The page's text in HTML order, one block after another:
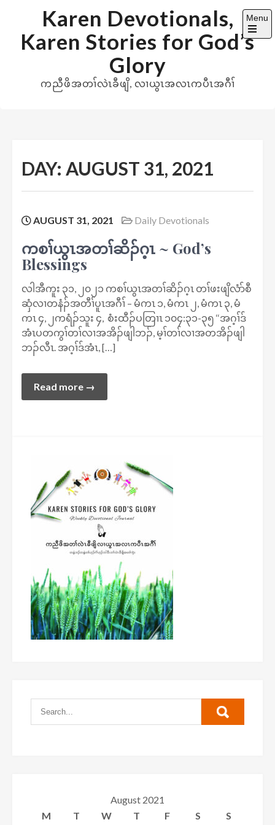
content
Karen Devotionals,
Karen Stories for God’s
Glory
ကညီဖိအတၢ်လဲၤခီဖျိ, လၢယွၤအလၤကပီၤအဂီၢ်
Menu
Open
the
DAY: AUGUST 31, 2021
AUGUST 31, 2021 Daily Devotionals
ကစၢ်ယွၤအတၢ်ဆိၣ်ဂ့ၤ ~ God’s
Blessings
လါအီကူး ၃၁, ၂၀၂၁ ကစၢ်ယွၤအတၢ်ဆိၣ်ဂ့ၤ တၢ်ဖးဖျိလံာ်စီ
ဆှံလၢတနံၣ်အတီၢ်ပူၤအဂီၢ် – မံကၤ ၁, မံကၤ ၂, မံကၤ ၃, မံ
ကၤ ၄, ၂ကရံၣ်သူး ၄, စံးထီၣ်ပတြၢၤ ၁၀၄:၃၁-၃၅ ‘‘အဂ့ၢ်ဒ်
အံၤပတကွၢ်တၢ်လၢအအိၣ်ဖျါဘၣ်, မ့ၢ်တၢ်လၢအတအိၣ်ဖျါ
ဘၣ်လီၤ. အဂ့ၢ်ဒ်အံၤ, […]
Read more →
August 2021
M
T W T F S S